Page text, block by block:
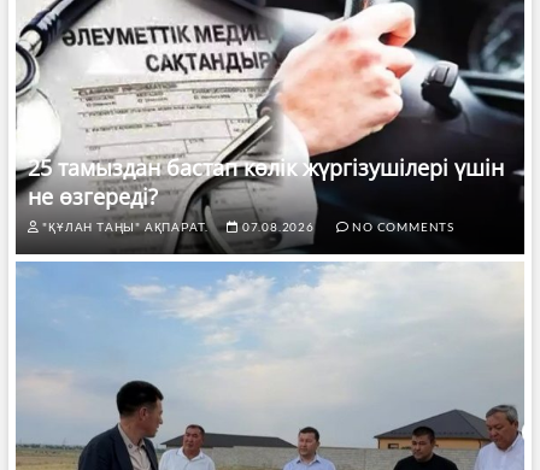
25 тамыздан бастап көлік жүргізушілері үшін
не өзгереді?
"ҚҰЛАН ТАҢЫ" АҚПАРАТ. 07.08.2026 NO COMMENTS